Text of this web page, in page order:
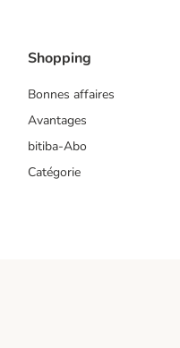
Shopping
Bonnes affaires
Avantages
bitiba-Abo
Catégorie